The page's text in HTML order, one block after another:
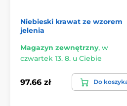
Niebieski krawat ze wzorem
jelenia
Magazyn zewnętrzny, w
czwartek 13. 8. u Ciebie
97.66 zł Do